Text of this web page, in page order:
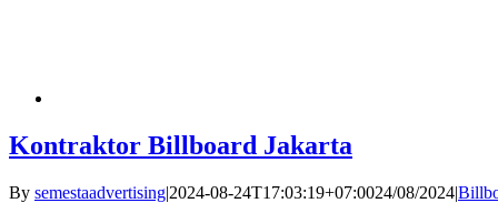
Kontraktor Billboard Jakarta
By semestaadvertising|2024-08-24T17:03:19+07:0024/08/2024|